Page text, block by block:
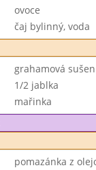
ovoce
čaj bylinný, voda
grahamová
1/2 jablka
mařinka
pomazánka z